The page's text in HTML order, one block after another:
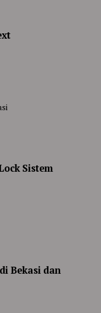
Sistem
Bekasi dan